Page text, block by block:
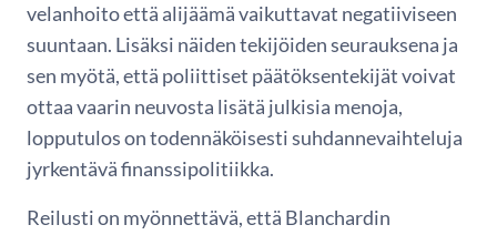
velanhoito että alijäämä vaikuttavat negatiiviseen
suuntaan. Lisäksi näiden tekijöiden seurauksena ja
sen myötä, että poliittiset päätöksentekijät voivat
ottaa vaarin neuvosta lisätä julkisia menoja,
lopputulos on todennäköisesti suhdannevaihteluja
jyrkentävä finanssipolitiikka.
Reilusti on myönnettävä, että Blanchardin